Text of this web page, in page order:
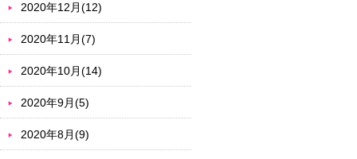
2020年12月(12)
2020年11月(7)
2020年10月(14)
2020年9月(5)
2020年8月(9)